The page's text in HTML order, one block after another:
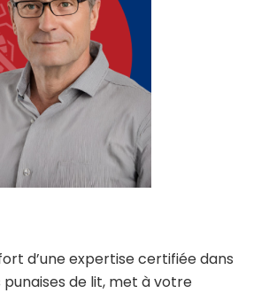
d’une expertise certifiée dans
punaises de lit, met à votre